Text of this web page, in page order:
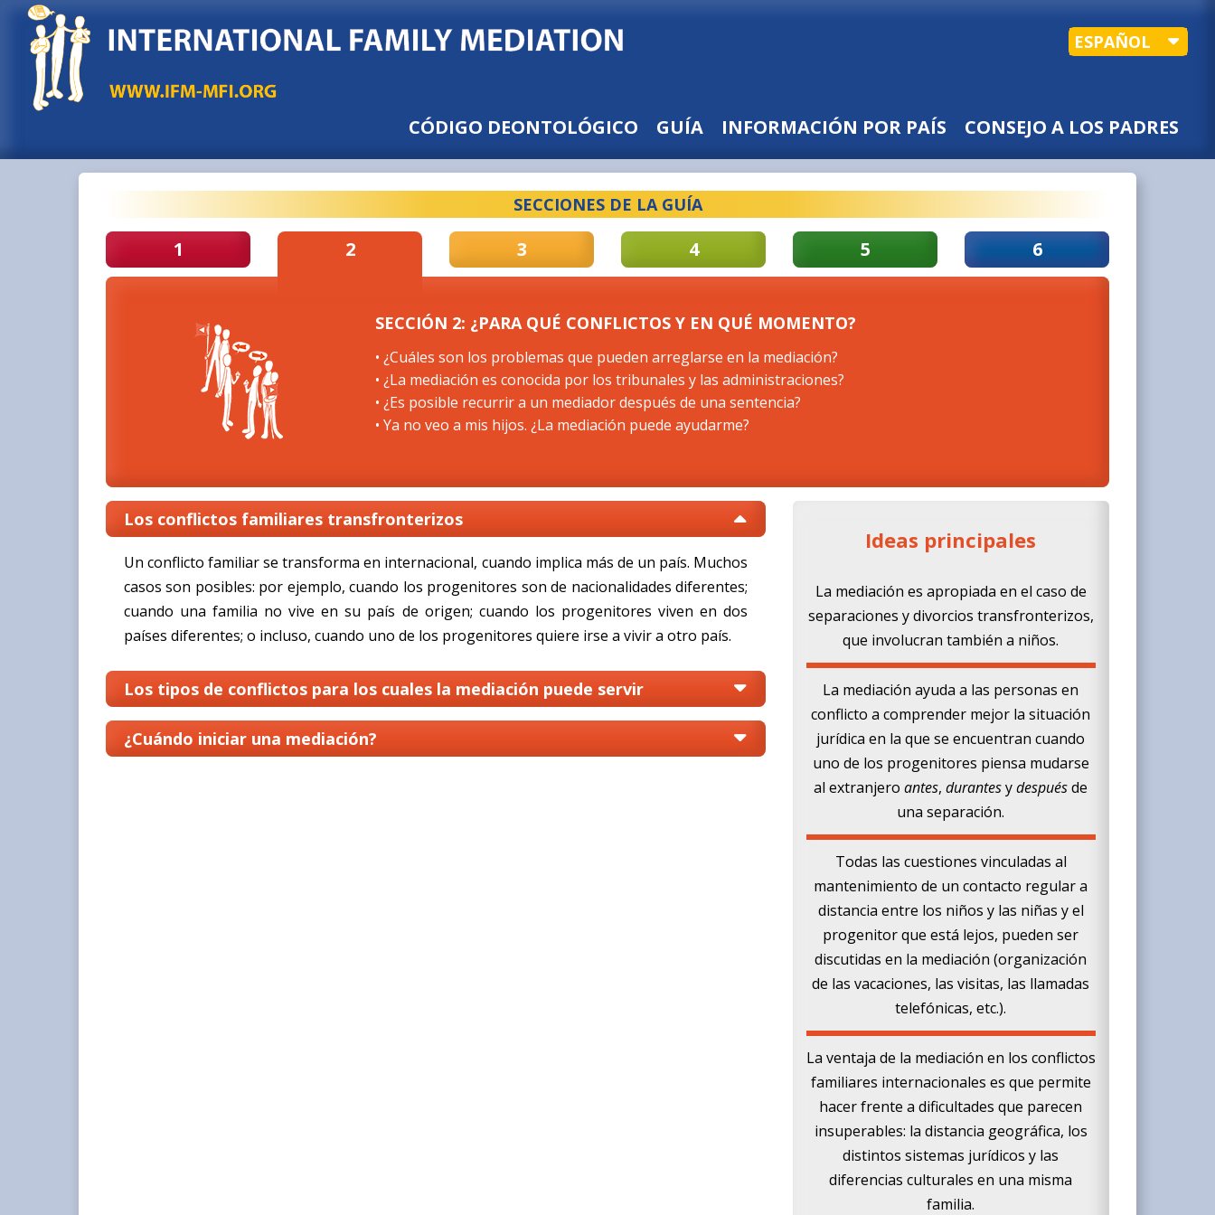
ESPAÑOL
CÓDIGO DEONTOLÓGICO GUÍA INFORMACIÓN POR PAÍS CONSEJO A LOS PADRES
SECCIONES DE LA GUÍA
1 2 3 4 5 6
SECCIÓN 2: ¿PARA QUÉ CONFLICTOS Y EN QUÉ MOMENTO?
• ¿Cuáles son los problemas que pueden arreglarse en la mediación?
• ¿La mediación es conocida por los tribunales y las administraciones?
• ¿Es posible recurrir a un mediador después de una sentencia?
• Ya no veo a mis hijos. ¿La mediación puede ayudarme?
Los conflictos familiares transfronterizos
Un conflicto familiar se transforma en internacional, cuando implica más de un país. Muchos
casos son posibles: por ejemplo, cuando los progenitores son de nacionalidades diferentes;
cuando una familia no vive en su país de origen; cuando los progenitores viven en dos
países diferentes; o incluso, cuando uno de los progenitores quiere irse a vivir a otro país.
Los tipos de conflictos para los cuales la mediación puede servir
¿Cuándo iniciar una mediación?
Ideas principales
La mediación es apropiada en el caso de
separaciones y divorcios transfronterizos,
que involucran también a niños.
La mediación ayuda a las personas en
conflicto a comprender mejor la situación
jurídica en la que se encuentran cuando
uno de los progenitores piensa mudarse
al extranjeroantes,durantesydespuésde
una separación.
Todas las cuestiones vinculadas al
mantenimiento de un contacto regular a
distancia entre los niños y las niñas y el
progenitor que está lejos, pueden ser
discutidas en la mediación (organización
de las vacaciones, las visitas, las llamadas
telefónicas, etc.).
La ventaja de la mediación en los conflictos
familiares internacionales es que permite
hacer frente a dificultades que parecen
insuperables: la distancia geográfica, los
distintos sistemas jurídicos y las
diferencias culturales en una misma
familia.